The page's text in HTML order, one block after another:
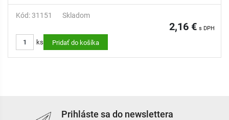
Kód: 31151 Skladom
2,16 € s DPH
ks Pridať do košíka
Prihláste sa do newslettera